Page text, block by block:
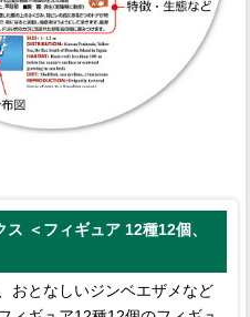
＜フィギュア 12種12個、
おとなしいジンベエザメなど